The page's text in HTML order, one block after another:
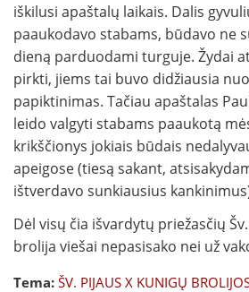
iškilusi apaštalų laikais. Dalis
paaukodavo stabams, būdavo ne
dieną parduodami turguje. Žydai
pirkti, jiems tai buvo didžiausia
papiktinimas. Tačiau apaštalas
leido valgyti stabams paaukotą
krikščionys jokiais būdais
apeigose (tiesą sakant,
ištverdavo sunkiausius
Dėl visų čia išvardytų priežasčių
brolija viešai nepasisako nei už
Tema: ŠV. PIJAUS X KUNIGŲ